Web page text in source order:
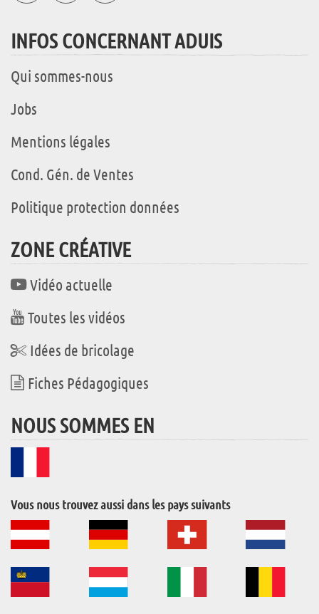
INFOS CONCERNANT ADUIS
Qui sommes-nous
Jobs
Mentions légales
Cond. Gén. de Ventes
Politique protection données
ZONE CRÉATIVE
Vidéo actuelle
Toutes les vidéos
Idées de bricolage
Fiches Pédagogiques
NOUS SOMMES EN
Vous nous trouvez aussi dans les pays suivants